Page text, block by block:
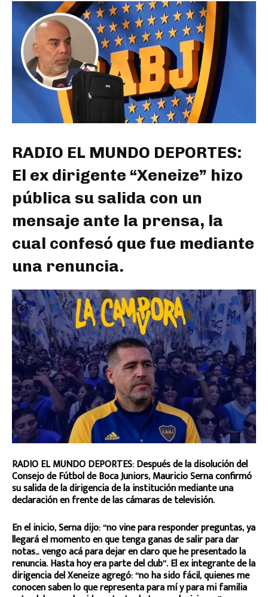
RADIO EL MUNDO DEPORTES:
El ex dirigente “Xeneize” hizo
pública su salida con un
mensaje ante la prensa, la
cual confesó que fue mediante
una renuncia.
RADIO EL MUNDO DEPORTES: Después de la disolución del
Consejo de Fútbol de Boca Juniors, Mauricio Serna confirmó
su salida de la dirigencia de la institución mediante una
declaración en frente de las cámaras de televisión.
En el inicio, Serna dijo: “no vine para responder preguntas, ya
llegará el momento en que tenga ganas de salir para dar
notas… vengo acá para dejar en claro que he presentado la
renuncia. Hasta hoy era parte del club”. El ex integrante de la
dirigencia del Xeneize agregó: “no ha sido fácil, quienes me
conocen saben lo que representa para mí y para mi familia